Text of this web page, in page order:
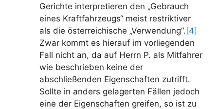
Gerichte interpretieren den „Gebrauch
eines Kraftfahrzeugs“ meist restriktiver
als die österreichische „Verwendung“. [4]
Zwar kommt es hierauf im vorliegenden
Fall nicht an, da auf Herrn P. als Mitfahrer
wie beschrieben keine der
abschließenden Eigenschaften zutrifft.
Sollte in anders gelagerten Fällen jedoch
eine der Eigenschaften greifen, so ist zu